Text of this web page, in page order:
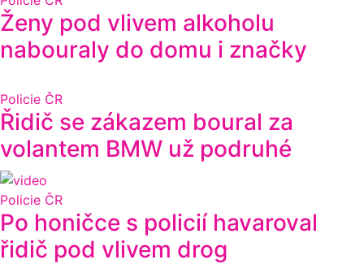
Ženy pod vlivem alkoholu
nabouraly do domu i značky
Policie ČR
Řidič se zákazem boural za
volantem BMW už podruhé
Policie ČR
Po honičce s policií havaroval
řidič pod vlivem drog